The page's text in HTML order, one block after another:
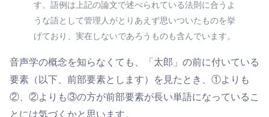
す。語例は上記の論文で述べられている法則に合うよ
うな語として管理人がとりあえず思いついたものを挙
げており、実在しないであろうものも含んでいます。
音声学の概念を知らなくても、「太郎」の前に付いている
要素（以下、前部要素とします）を見たとき、①よりも
②、②よりも③の方が前部要素が長い単語になっているこ
とには気づくかと思います。